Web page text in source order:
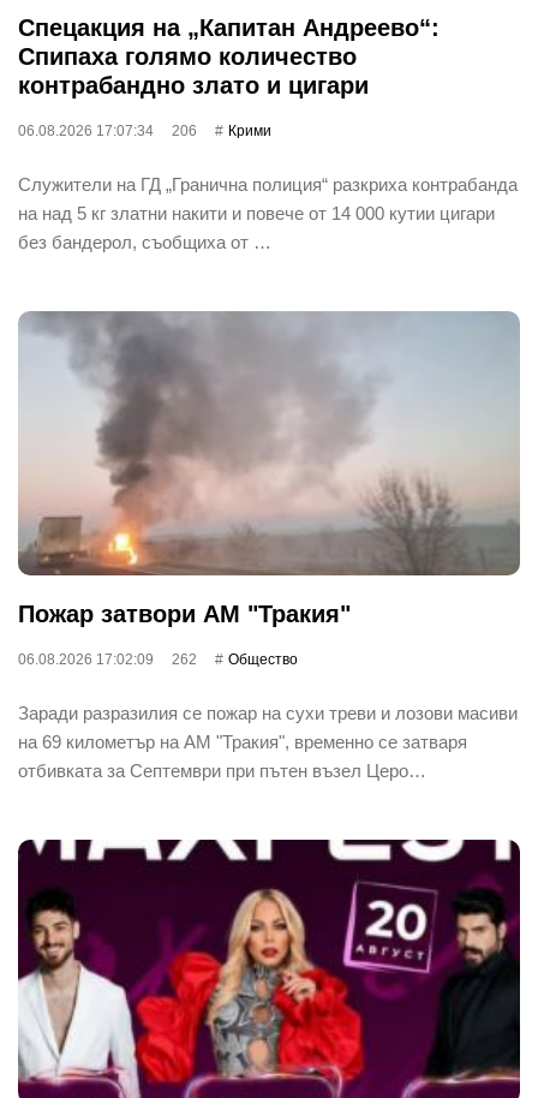
Спецакция на „Капитан Андреево“:
Спипаха голямо количество
контрабандно злато и цигари
06.08.2026 17:07:34 206 Крими
Служители на ГД „Гранична полиция“ разкриха контрабанда
на над 5 кг златни накити и повече от 14 000 кутии цигари
без бандерол, съобщиха от …
Пожар затвори АМ "Тракия"
06.08.2026 17:02:09 262 Общество
Заради разразилия се пожар на сухи треви и лозови масиви
на 69 километър на АМ "Тракия", временно се затваря
отбивката за Септември при пътен възел Церо…